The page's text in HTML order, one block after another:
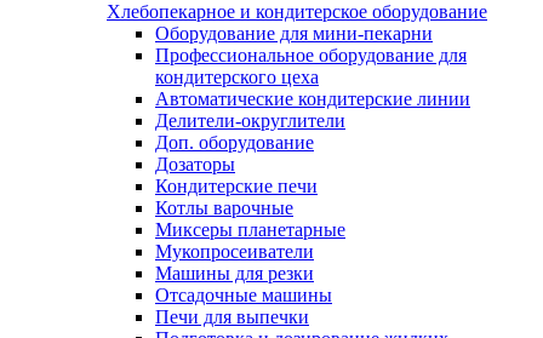
Хлебопекарное и кондитерское оборудование
Оборудование для мини-пекарни
Профессиональное оборудование для
кондитерского цеха
Автоматические кондитерские линии
Делители-округлители
Доп. оборудование
Дозаторы
Кондитерские печи
Котлы варочные
Миксеры планетарные
Мукопросеиватели
Машины для резки
Отсадочные машины
Печи для выпечки